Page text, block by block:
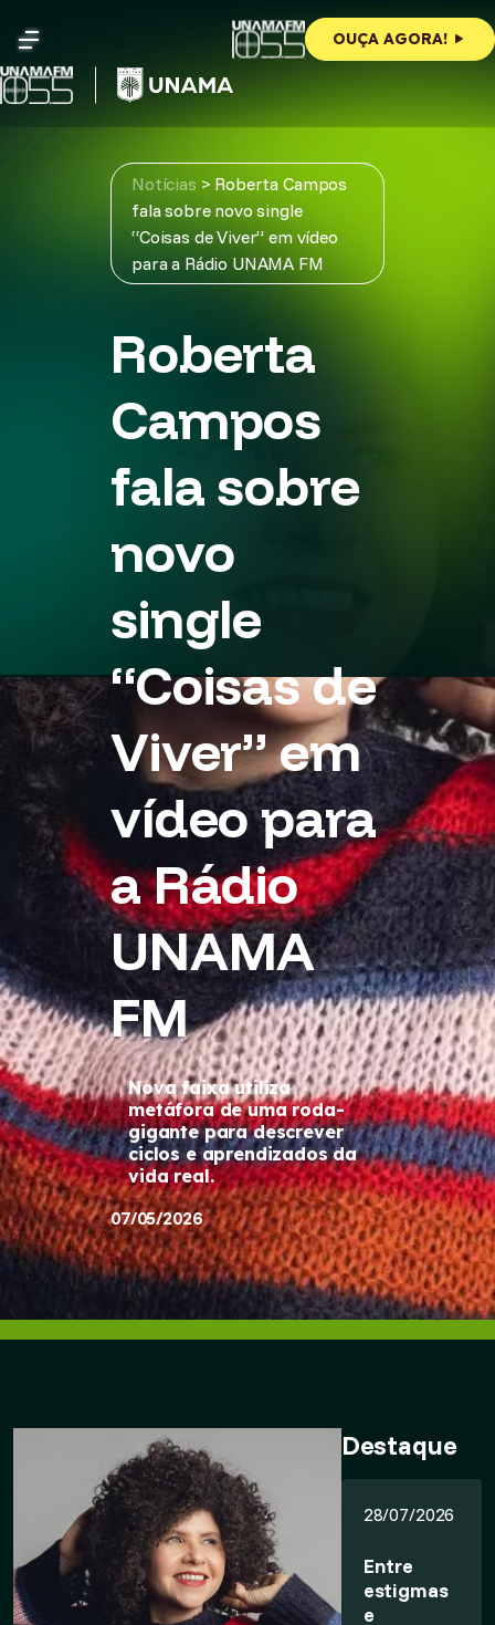
content
OUÇA AGORA!
Notícias > Roberta Campos
fala sobre novo single
“Coisas de Viver” em vídeo
para a Rádio UNAMA FM
Roberta
Campos
fala sobre
novo
single
“Coisas de
Viver” em
vídeo para
a Rádio
UNAMA
FM
Nova faixa utiliza
metáfora de uma roda-
gigante para descrever
ciclos e aprendizados da
vida real.
07/05/2026
Destaque
28/07/2026
Entre
estigmas
e